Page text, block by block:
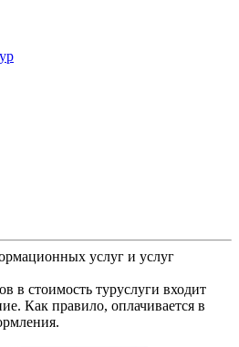
услуг и услуг
в стоимость туруслуги входит
Как правило, оплачивается в